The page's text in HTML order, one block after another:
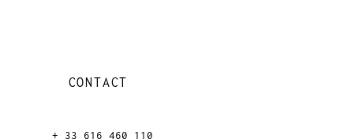
CONTACT
+ 33 616 460 110